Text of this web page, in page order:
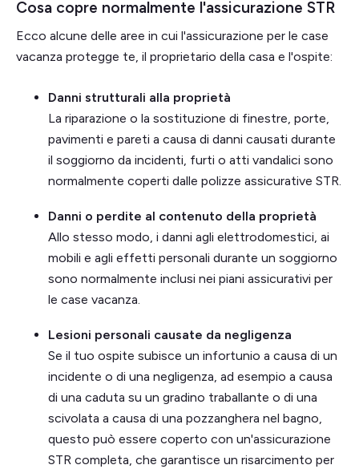
Cosa copre normalmente l'assicurazione STR
Ecco alcune delle aree in cui l'assicurazione per le case
vacanza protegge te, il proprietario della casa e l'ospite:
Danni strutturali alla proprietà
La riparazione o la sostituzione di finestre, porte,
pavimenti e pareti a causa di danni causati durante
il soggiorno da incidenti, furti o atti vandalici sono
normalmente coperti dalle polizze assicurative STR.
Danni o perdite al contenuto della proprietà
Allo stesso modo, i danni agli elettrodomestici, ai
mobili e agli effetti personali durante un soggiorno
sono normalmente inclusi nei piani assicurativi per
le case vacanza.
Lesioni personali causate da negligenza
Se il tuo ospite subisce un infortunio a causa di un
incidente o di una negligenza, ad esempio a causa
di una caduta su un gradino traballante o di una
scivolata a causa di una pozzanghera nel bagno,
questo può essere coperto con un'assicurazione
STR completa, che garantisce un risarcimento per